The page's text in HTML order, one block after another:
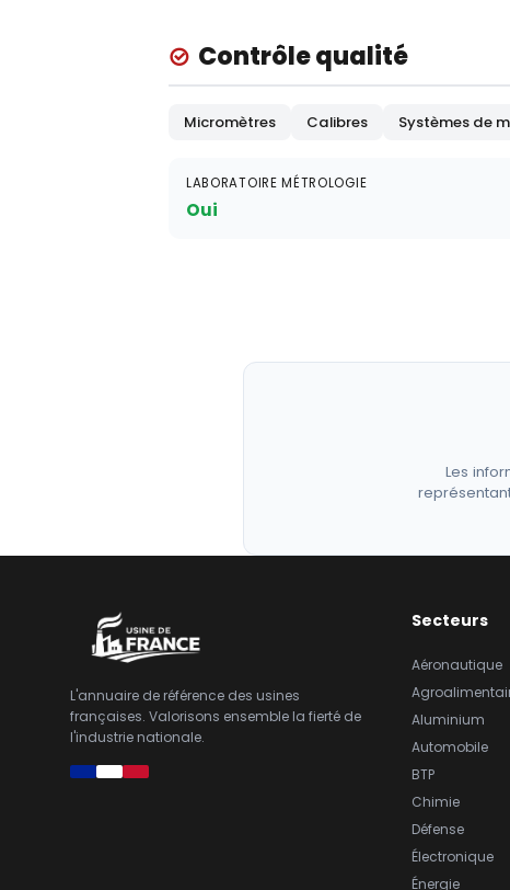
Contrôle qualité
Micromètres Calibres Systèmes de
LABORATOIRE MÉTROLOGIE
Oui
Les
L'annuaire de référence des usines
françaises. Valorisons ensemble la fierté de
l'industrie nationale.
Secteurs
Aéronautique
Aluminium
Automobile
BTP
Chimie
Défense
Électronique
Énergie